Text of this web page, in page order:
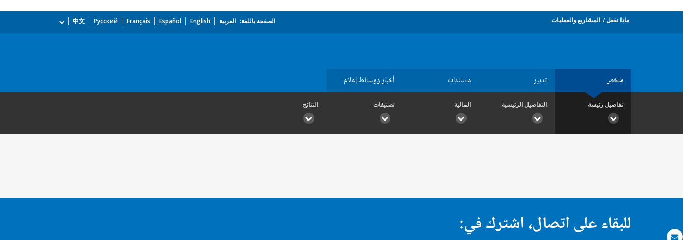
ماذا نفعل المشاريع والعمليات الصفحة باللغة: العربية English
Español
Français
Русский
中文
ملخص تدبير مستندات أخبار ووسائط إعلام
تفاصيل رئيسة التفاصيل الرئيسية المالية تصنيفات النتائج
للبقاء على اتصال، اشترك في: